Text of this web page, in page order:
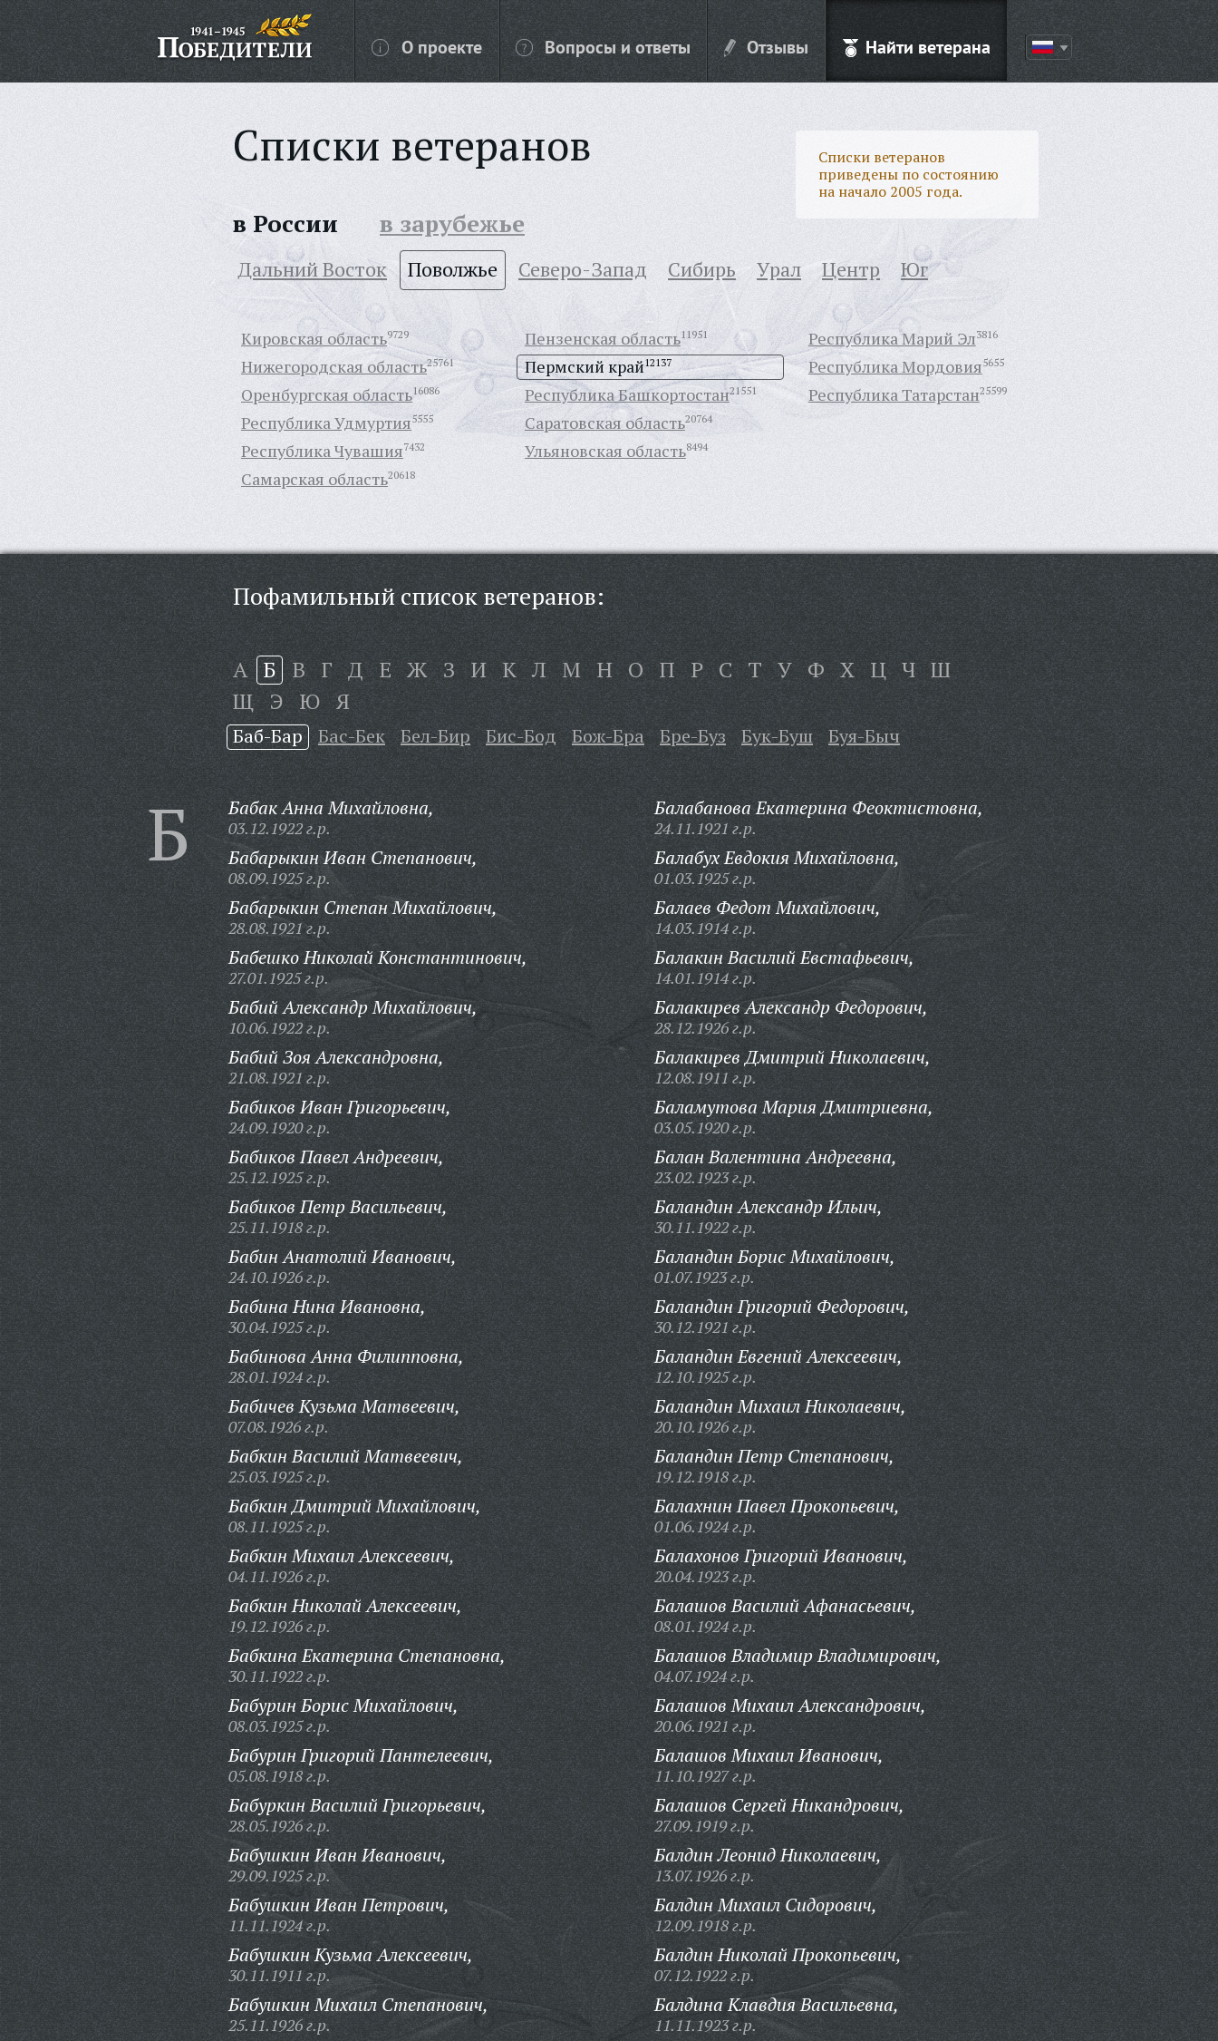
О проекте Вопросы и ответы Отзывы Найти ветерана
Списки ветеранов
Списки ветеранов
приведены по состоянию
на начало 2005 года.
в России в зарубежье
Дальний Восток Поволжье Северо-Запад Сибирь Урал Центр Юг
Кировская область9729
Нижегородская область25761
Оренбургская область16086
Пензенская область11951
Пермский край12137
Республика Башкортостан21551
Республика Марий Эл3816
Республика Мордовия5655
Республика Татарстан25599
Республика Удмуртия5555
Республика Чувашия7432
Самарская область20618
Саратовская область20764
Ульяновская область8494
Пофамильный список ветеранов:
А Б В Г Д Е Ж З И К Л М Н О П Р С Т У Ф Х Ц Ч Ш
Щ Э Ю Я
Баб-Бар Бас-Бек Бел-Бир Бис-Бод Бож-Бра Бре-Буз Бук-Буш Буя-Быч
Б Бабак Анна Михайловна,
03.12.1922 г.р.
Бабарыкин Иван Степанович,
08.09.1925 г.р.
Бабарыкин Степан Михайлович,
28.08.1921 г.р.
Бабешко Николай Константинович,
27.01.1925 г.р.
Бабий Александр Михайлович,
10.06.1922 г.р.
Бабий Зоя Александровна,
21.08.1921 г.р.
Бабиков Иван Григорьевич,
24.09.1920 г.р.
Бабиков Павел Андреевич,
25.12.1925 г.р.
Бабиков Петр Васильевич,
25.11.1918 г.р.
Бабин Анатолий Иванович,
24.10.1926 г.р.
Бабина Нина Ивановна,
30.04.1925 г.р.
Бабинова Анна Филипповна,
28.01.1924 г.р.
Бабичев Кузьма Матвеевич,
07.08.1926 г.р.
Бабкин Василий Матвеевич,
25.03.1925 г.р.
Бабкин Дмитрий Михайлович,
08.11.1925 г.р.
Бабкин Михаил Алексеевич,
04.11.1926 г.р.
Бабкин Николай Алексеевич,
19.12.1926 г.р.
Бабкина Екатерина Степановна,
30.11.1922 г.р.
Бабурин Борис Михайлович,
08.03.1925 г.р.
Бабурин Григорий Пантелеевич,
05.08.1918 г.р.
Бабуркин Василий Григорьевич,
28.05.1926 г.р.
Бабушкин Иван Иванович,
29.09.1925 г.р.
Бабушкин Иван Петрович,
11.11.1924 г.р.
Бабушкин Кузьма Алексеевич,
30.11.1911 г.р.
Бабушкин Михаил Степанович,
25.11.1926 г.р.
Балабанова Екатерина Феоктистовна,
24.11.1921 г.р.
Балабух Евдокия Михайловна,
01.03.1925 г.р.
Балаев Федот Михайлович,
14.03.1914 г.р.
Балакин Василий Евстафьевич,
14.01.1914 г.р.
Балакирев Александр Федорович,
28.12.1926 г.р.
Балакирев Дмитрий Николаевич,
12.08.1911 г.р.
Баламутова Мария Дмитриевна,
03.05.1920 г.р.
Балан Валентина Андреевна,
23.02.1923 г.р.
Баландин Александр Ильич,
30.11.1922 г.р.
Баландин Борис Михайлович,
01.07.1923 г.р.
Баландин Григорий Федорович,
30.12.1921 г.р.
Баландин Евгений Алексеевич,
12.10.1925 г.р.
Баландин Михаил Николаевич,
20.10.1926 г.р.
Баландин Петр Степанович,
19.12.1918 г.р.
Балахнин Павел Прокопьевич,
01.06.1924 г.р.
Балахонов Григорий Иванович,
20.04.1923 г.р.
Балашов Василий Афанасьевич,
08.01.1924 г.р.
Балашов Владимир Владимирович,
04.07.1924 г.р.
Балашов Михаил Александрович,
20.06.1921 г.р.
Балашов Михаил Иванович,
11.10.1927 г.р.
Балашов Сергей Никандрович,
27.09.1919 г.р.
Балдин Леонид Николаевич,
13.07.1926 г.р.
Балдин Михаил Сидорович,
12.09.1918 г.р.
Балдин Николай Прокопьевич,
07.12.1922 г.р.
Балдина Клавдия Васильевна,
11.11.1923 г.р.